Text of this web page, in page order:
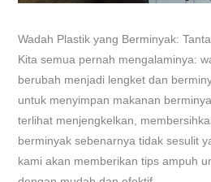
Wadah Plastik yang Berminyak:
Kita semua pernah mengalaminya:
berubah menjadi lengket dan
untuk menyimpan makanan
terlihat menjengkelkan,
berminyak sebenarnya tidak sesulit
kami akan memberikan tips ampuh